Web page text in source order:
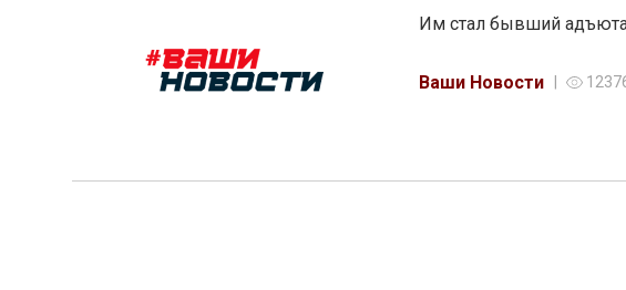
Им стал бывший
Ваши Новости